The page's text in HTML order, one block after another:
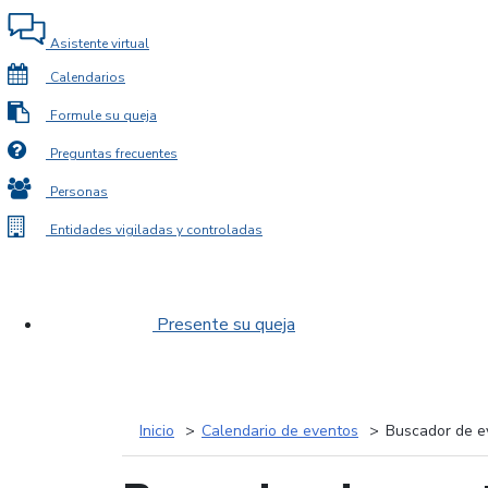
Asistente virtual
Calendarios
Formule su queja
Preguntas frecuentes
Personas
Entidades vigiladas y controladas
Presente su queja
Inicio Calendario de eventos Buscador de